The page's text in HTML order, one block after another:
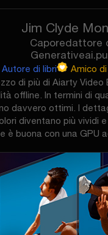
Jim Clyde
Caporedattore
Autore di libri
Amico
di più di Aiarty Video
offline. In termini di
davvero ottimi. I
diventano più vividi
è buona con una GPU